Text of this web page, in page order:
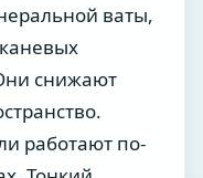
ваты,
снижают
работают по-